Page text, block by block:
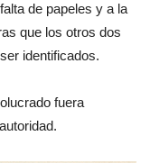
de papeles y a la
que los otros dos
identificados.
fuera